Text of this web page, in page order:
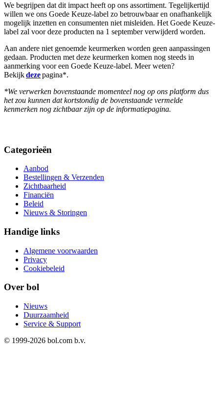
We begrijpen dat dit impact heeft op ons assortiment. Tegelijkertijd
willen we ons Goede Keuze-label zo betrouwbaar en onafhankelijk
mogelijk inzetten en consumenten niet misleiden. Het Goede Keuze-
label zal voor deze producten na 1 september verwijderd worden.
Aan andere niet genoemde keurmerken worden geen aanpassingen
gedaan. Producten met deze keurmerken komen nog steeds in
aanmerking voor een Goede Keuze-label. Meer weten?
Bekijkdezepagina*.
*We verwerken bovenstaande momenteel nog op ons platform dus
het zou kunnen dat kortstondig de bovenstaande vermelde
kenmerken nog zichtbaar zijn op de informatiepagina.
Categorieën
Aanbod
Bestellingen & Verzenden
Zichtbaarheid
Financiën
Beleid
Nieuws & Storingen
Handige links
Algemene voorwaarden
Privacy
Cookiebeleid
Over bol
Nieuws
Duurzaamheid
Service & Support
© 1999-2026 bol.com b.v.